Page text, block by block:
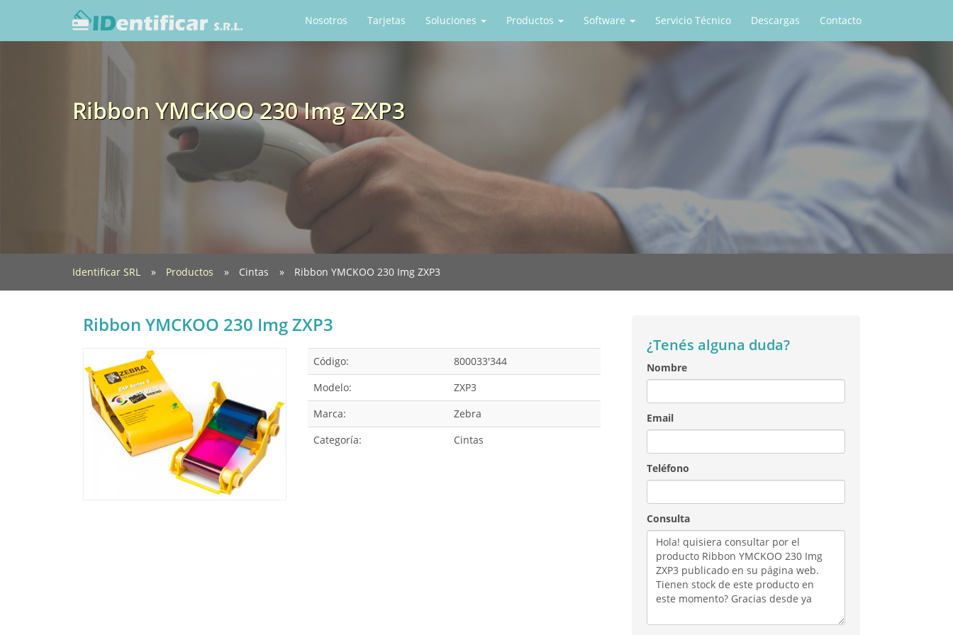
Nosotros Tarjetas Soluciones Productos Software Servicio Técnico Descargas Contacto
Ribbon YMCKOO 230 Img ZXP3
Identificar SRL Productos Cintas Ribbon YMCKOO 230 Img ZXP3
Ribbon YMCKOO 230 Img ZXP3
Código:
800033'344
Modelo:
ZXP3
Marca:
Zebra
Categoría:
Cintas
¿Tenés alguna duda?
Nombre
Email
Teléfono
Consulta